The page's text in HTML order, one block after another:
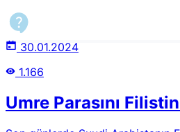
30.01.2024
1.166
Umre Parasını